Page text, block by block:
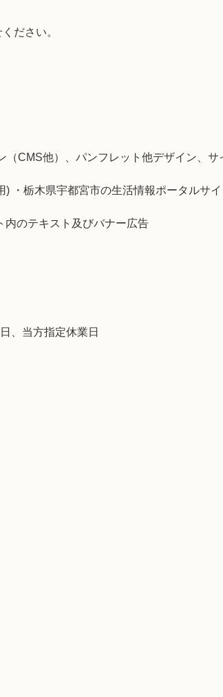
ださい。
（CMS他）、パンフレット他デザイン、サ
・栃木県宇都宮市の生活情報ポータルサ
内のテキスト及びバナー広告
、当方指定休業日